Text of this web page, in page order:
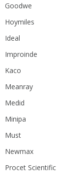
Goodwe
Hoymiles
Ideal
Improinde
Kaco
Meanray
Medid
Minipa
Must
Newmax
Procet Scientific